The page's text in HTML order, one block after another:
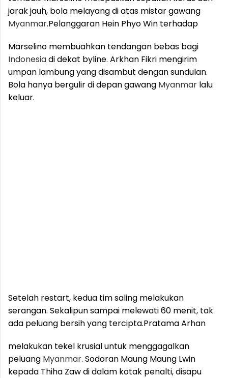
jarak jauh, bola melayang di atas mistar gawang
Myanmar.Pelanggaran Hein Phyo Win terhadap
Marselino membuahkan tendangan bebas bagi
Indonesiadi dekat byline. Arkhan Fikri mengirim
umpan lambung yang disambut dengan sundulan.
Bola hanya bergulir di depan gawang Myanmar lalu
keluar.
Setelah restart, kedua tim saling melakukan
serangan. Sekalipun sampai melewati 60 menit, tak
ada peluang bersih yang tercipta.Pratama Arhan
melakukan tekel krusial untuk menggagalkan
peluang Myanmar. Sodoran Maung Maung Lwin
kepada Thiha Zaw di dalam kotak penalti, disapu